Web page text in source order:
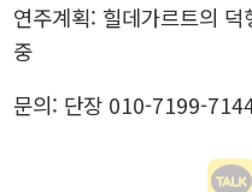
연주계획: 힐데가르트의
중
문의: 단장 010-7199-